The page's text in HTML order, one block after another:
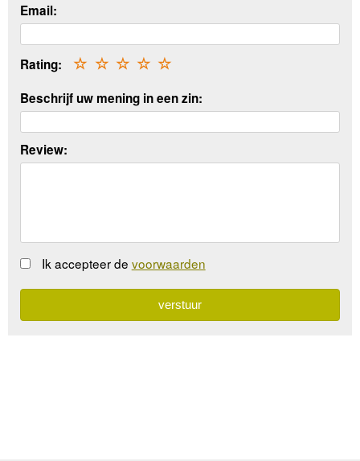
Email:
Rating: ☆
☆
☆
☆
☆
Beschrijf uw mening in een zin:
Review:
Ik accepteer de voorwaarden